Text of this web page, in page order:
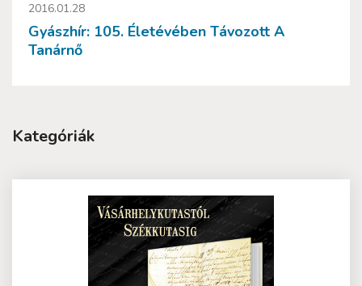
2016.01.28
Gyászhír: 105. Életévében Távozott A
Tanárnő
Kategóriák